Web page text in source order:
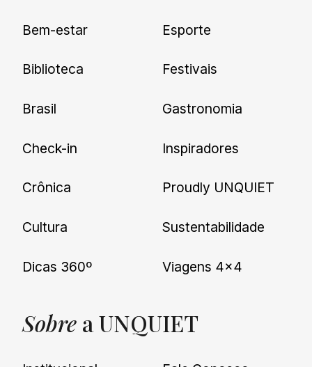
nossas novidades.
Bem-estar
Biblioteca
Brasil
Check-in
Crônica
Cultura
Dicas 360º
Esporte
Festivais
Gastronomia
Inspiradores
Proudly UNQUIET
Sustentabilidade
Viagens 4×4
Sobre a UNQUIET